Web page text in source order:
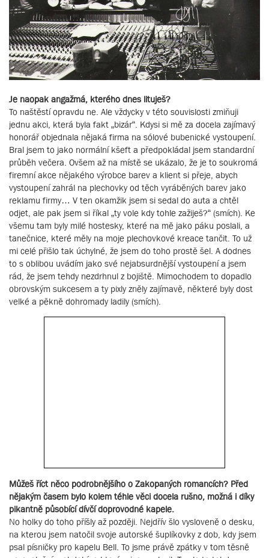
Je naopak angažmá, kterého dnes lituješ?
To naštěstí opravdu ne. Ale vždycky v této souvislosti zmiňuji
jednu akci, která byla fakt „bizár“. Kdysi si mě za docela zajímavý
honorář objednala nějaká firma na sólové bubenické vystoupení.
Bral jsem to jako normální kšeft a předpokládal jsem standardní
průběh večera. Ovšem až na místě se ukázalo, že je to soukromá
firemní akce nějakého výrobce barev a klient si přeje, abych
vystoupení zahrál na plechovky od těch vyráběných barev jako
reklamu firmy… V ten okamžik jsem si sedal do auta a chtěl
odjet, ale pak jsem si říkal „ty vole kdy tohle zažiješ?“ (smích). Ke
všemu tam byly milé hostesky, které na mě jako páku poslali, a
tanečnice, které měly na moje plechovkové kreace tančit. To už
mi celé přišlo tak úchylné, že jsem do toho prostě šel. A dodnes
to s oblibou uvádím jako své nejabsurdnější vystoupení a jsem
rád, že jsem tehdy nezdrhnul z bojiště. Mimochodem to dopadlo
obrovským sukcesem a ty pixly zněly zajímavě, některé byly dost
velké a pěkně dohromady ladily (smích).
Můžeš říct něco podrobnějšího o Zakopaných romancích? Před
nějakým časem bylo kolem téhle věci docela rušno, možná i díky
pikantně působící dívčí doprovodné kapele.
No holky do toho příšly až později. Nejdřív šlo vysloveně o desku,
na kterou jsem natočil svoje autorské šuplíkovky z dob, kdy jsem
psal písničky pro kapelu Bell. To jsme právě zpátky v tom těsně